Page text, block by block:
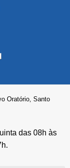
Oratório, Santo
das 08h às